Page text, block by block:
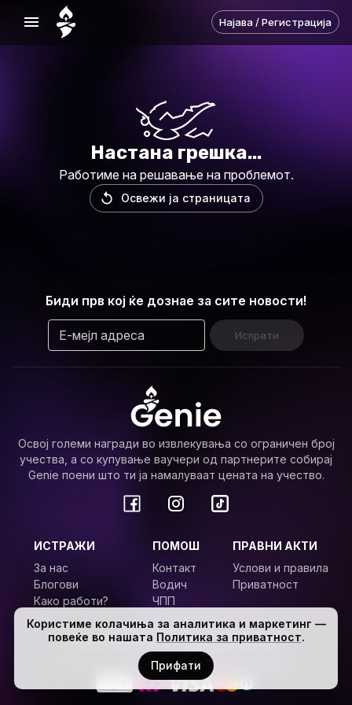
Најава / Регистрација
Настана грешка...
Работиме на решавање на проблемот.
Освежи ја страницата
Биди прв кој ќе дознае за сите новости!
Е-мејл адреса Испрати
Освој големи награди во извлекувања со ограничен број
учества, а со купување ваучери од партнерите собирај
Genie поени што ти ја намалуваат цената на учество.
ИСТРАЖИ
За нас
Блогови
Како работи?
ПОМОШ
Контакт
Водич
ЧПП
ПРАВНИ АКТИ
Услови и правила
Приватност
© Genie2026,Сите права задржани.
Безбедни плаќања преку доверливи провајдери.
Користиме колачиња за аналитика и маркетинг —
повеќе во нашата Политика за приватност.
Прифати